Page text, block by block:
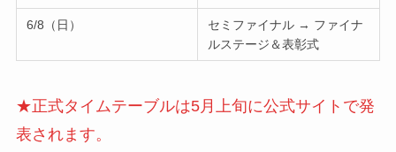
6/8（日）
セミファイナル → ファイナ
ルステージ＆表彰式
★正式タイムテーブルは5月上旬に公式サイトで発
表されます。